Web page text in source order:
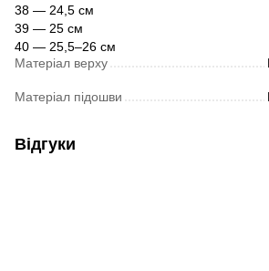
38 — 24,5 см
39 — 25 см
40 — 25,5–26 см
Матеріал верху
Матеріал підошви
Відгуки